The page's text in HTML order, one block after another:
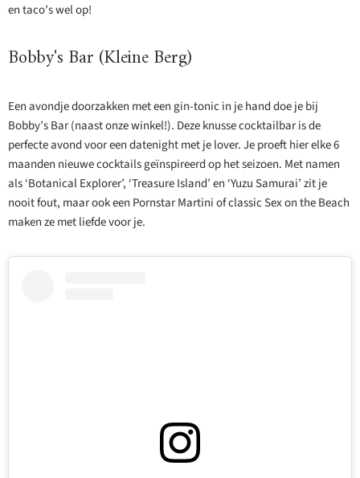
en taco’s wel op!
Bobby's Bar (Kleine Berg)
Een avondje doorzakken met een gin-tonic in je hand doe je bij
Bobby’s Bar (naast onze winkel!). Deze knusse cocktailbar is de
perfecte avond voor een datenight met je lover. Je proeft hier elke 6
maanden nieuwe cocktails geïnspireerd op het seizoen. Met namen
als ‘Botanical Explorer’, ‘Treasure Island’ en ‘Yuzu Samurai’ zit je
nooit fout, maar ook een Pornstar Martini of classic Sex on the Beach
maken ze met liefde voor je.